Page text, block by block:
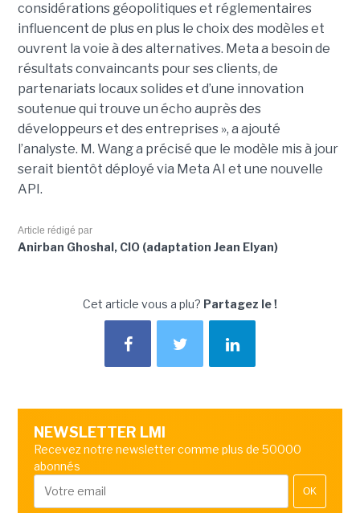
considérations géopolitiques et réglementaires
influencent de plus en plus le choix des modèles et
ouvrent la voie à des alternatives. Meta a besoin de
résultats convaincants pour ses clients, de
partenariats locaux solides et d’une innovation
soutenue qui trouve un écho auprès des
développeurs et des entreprises », a ajouté
l’analyste. M. Wang a précisé que le modèle mis à jour
serait bientôt déployé via Meta AI et une nouvelle
API.
Article rédigé par
Anirban Ghoshal, CIO (adaptation Jean Elyan)
Cet article vous a plu? Partagez le !
NEWSLETTER LMI
Recevez notre newsletter comme plus de 50000
abonnés
OK